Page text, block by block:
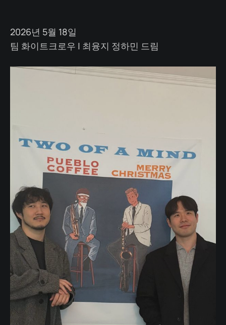
2026년 5월 18일
팀 화이트크로우 | 최융지 정하민 드림